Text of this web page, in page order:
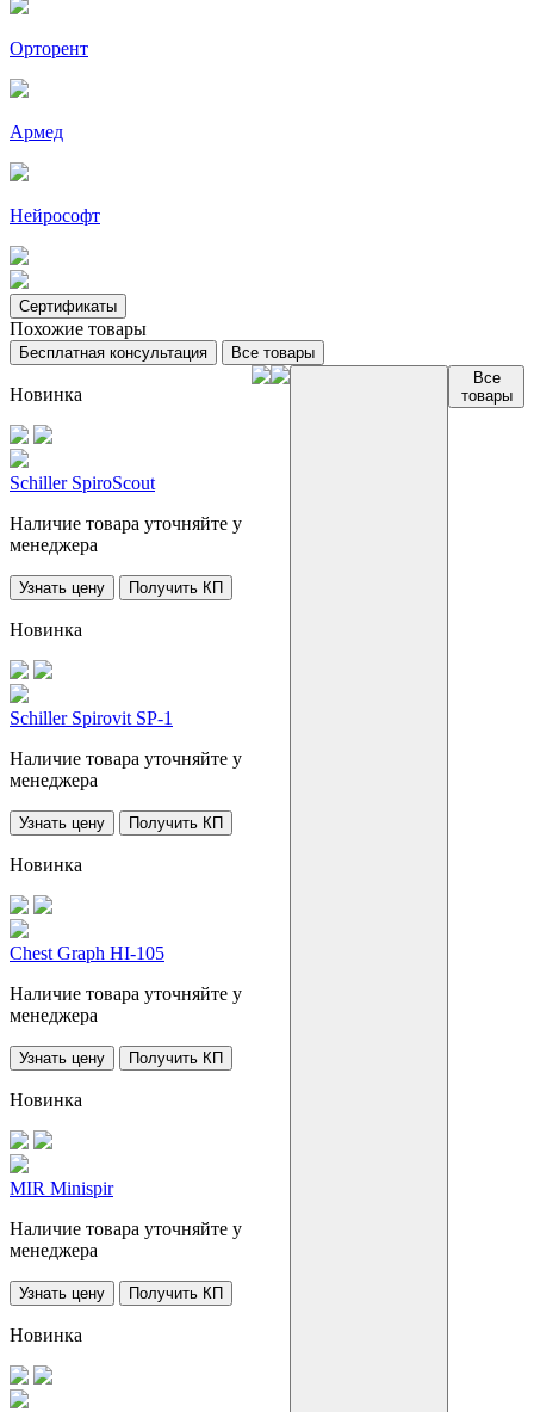
Орторент
Армед
Нейрософт
Сертификаты
Похожие товары
Бесплатная консультация Все товары
Новинка
Schiller SpiroScout
Наличие товара уточняйте у
менеджера
Узнать цену Получить КП
Новинка
Schiller Spirovit SP-1
Наличие товара уточняйте у
менеджера
Узнать цену Получить КП
Новинка
Chest Graph HI-105
Наличие товара уточняйте у
менеджера
Узнать цену Получить КП
Новинка
MIR Minispir
Наличие товара уточняйте у
менеджера
Узнать цену Получить КП
Новинка
Все
товары